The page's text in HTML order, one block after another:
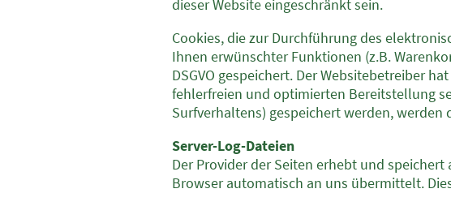
dieser Website eingeschränkt sein.
Cookies, die zur Durchführung des
Ihnen erwünschter Funktionen (z.B.
DSGVO gespeichert. Der Websitebetreiber
fehlerfreien und optimierten Bereitstellung
Surfverhaltens) gespeichert werden,
Server-Log-Dateien
Der Provider der Seiten erhebt und
Browser automatisch an uns übermittelt.